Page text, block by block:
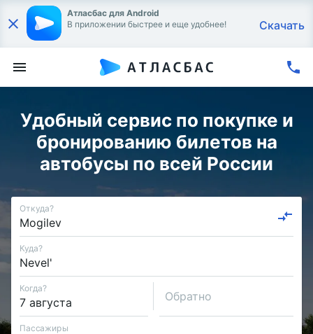
Атласбас для Android
В приложении быстрее и еще удобнее!
Скачать
Удобный сервис по покупке и
бронированию билетов на
автобусы по всей России
Откуда?
Куда?
Когда?
Обратно
Пассажиры